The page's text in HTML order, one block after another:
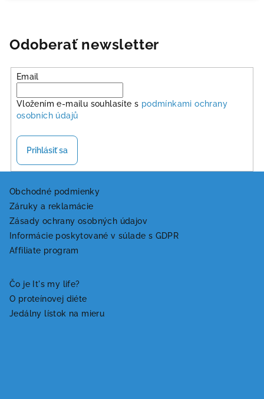
Odoberať newsletter
Email
Vložením e-mailu souhlasíte s podmínkami ochrany
osobních údajů
Prihlásiť sa
Obchodné podmienky
Záruky a reklamácie
Zásady ochrany osobných údajov
Informácie poskytované v súlade s GDPR
Affiliate program
Čo je It's my life?
O proteínovej diéte
Jedálny lístok na mieru